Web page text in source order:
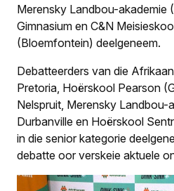
Merensky Landbou-akademie
Gimnasium en C&N
(Bloemfontein) deelgeneem.
Debatteerders van die
Pretoria, Hoërskool Pearson
Nelspruit, Merensky Landbou-
Durbanville en Hoërskool
in die senior kategorie
debatte oor verskeie aktuele